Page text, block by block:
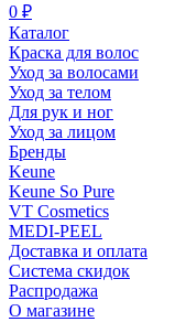
0 ₽
Каталог
Краска для волос
Уход за волосами
Уход за телом
Для рук и ног
Уход за лицом
Бренды
Keune
Keune So Pure
VT Cosmetics
MEDI-PEEL
Доставка и оплата
Система скидок
Распродажа
О магазине